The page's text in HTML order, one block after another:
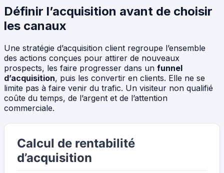
Définir l’acquisition avant de choisir
les canaux
Une stratégie d’acquisition client regroupe l’ensemble
des actions conçues pour attirer de nouveaux
prospects, les faire progresser dans un funnel
d’acquisition, puis les convertir en clients. Elle ne se
limite pas à faire venir du trafic. Un visiteur non qualifié
coûte du temps, de l’argent et de l’attention
commerciale.
Calcul de rentabilité
d’acquisition